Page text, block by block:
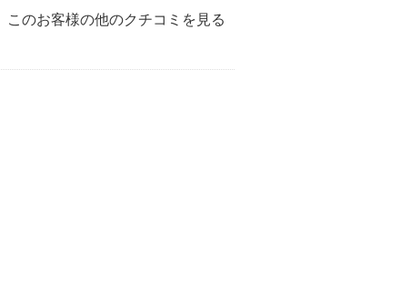
このお客様の他のクチコミを見る